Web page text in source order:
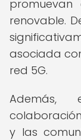
renovable.
asociada
red 5G.
Además,
y las